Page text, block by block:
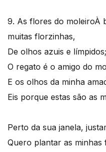
9. As flores do moleiroÀ
muitas florzinhas,
De olhos azuis e límpidos;
O regato é o amigo do
E os olhos da minha
Eis porque estas são as
Perto da sua janela,
Quero plantar as minhas